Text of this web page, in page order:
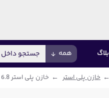
بلاگ همه
خازن پلی استر خازن پلی استر 6.8 نانو فاراد 100 ولت | 6.8nF 100 V